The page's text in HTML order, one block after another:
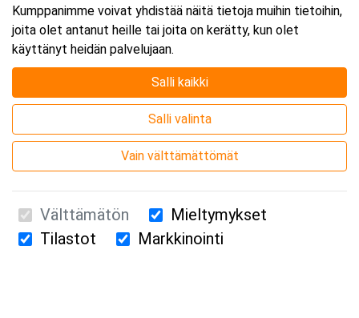
Suomen Ensiapukoulutus Oy / Valimotie 21 / 00380 Helsinki
Kumppanimme voivat yhdistää näitä tietoja muihin tietoihin,
joita olet antanut heille tai joita on kerätty, kun olet
käyttänyt heidän palvelujaan.
Salli kaikki
Salli valinta
Vain välttämättömät
Välttämätön
Mieltymykset
Tilastot
Markkinointi